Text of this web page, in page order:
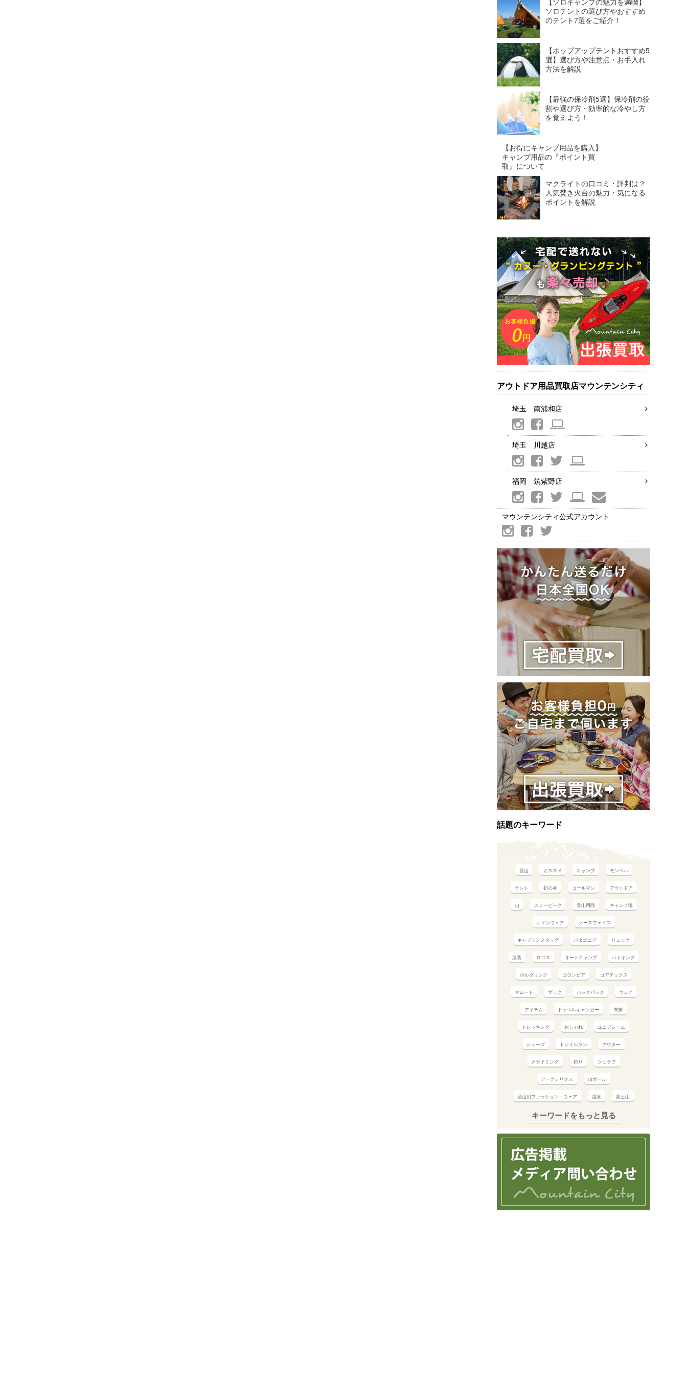
ソロテントの選び方やおすすめ
のテント7選をご紹介！
【ポップアップテントおすすめ5
選】選び方や注意点・お手入れ
方法を解説
【最強の保冷剤5選】保冷剤の役
割や選び方・効率的な冷やし方
を覚えよう！
【お得にキャンプ用品を購入】
キャンプ用品の『ポイント買
取』について
マクライトの口コミ・評判は？
人気焚き火台の魅力・気になる
ポイントを解説
アウトドア用品買取店マウンテンシティ
埼玉 南浦和店
埼玉 川越店
福岡 筑紫野店
マウンテンシティ公式アカウント
話題のキーワード
登山 オススメ キャンプ モンベル
テント 初心者 コールマン アウトドア
山 スノーピーク 登山用品 キャンプ場
レインウェア ノースフェイス
キャプテンスタッグ パタゴニア リュック
服装 ロゴス オートキャンプ ハイキング
ボルダリング コロンビア ゴアテックス
マムート ザック バックパック ウェア
アイテム ドッペルギャンガー 関東
トレッキング おしゃれ ユニフレーム
シューズ トレイルラン アウター
クライミング 釣り シュラフ
アークテリクス 山ガール
登山用ファッション・ウェア 温泉 富士山
キーワードをもっと見る